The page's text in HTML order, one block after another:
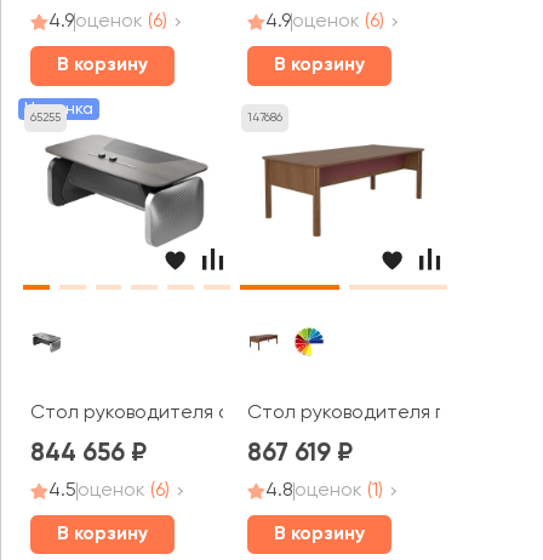
4.9оценок (6)
В корзину
4.9оценок (6)
В корзину
65255
Новинка
Стол руководителя отдельностоящий 2000x1000x750
844 656
4.5оценок (6)
В корзину
147686
Стол руководителя прямой
867 619
4.8оценок (1)
В корзину